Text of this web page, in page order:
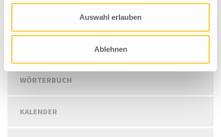
Auswahl erlauben
Ablehnen
WÖRTERBUCH
KALENDER